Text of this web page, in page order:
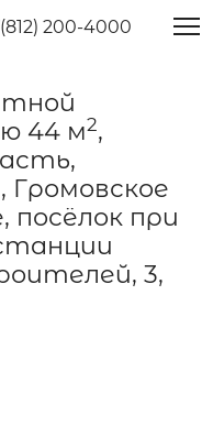
200-4000
44 м2,
Громовское
посёлок при
3,